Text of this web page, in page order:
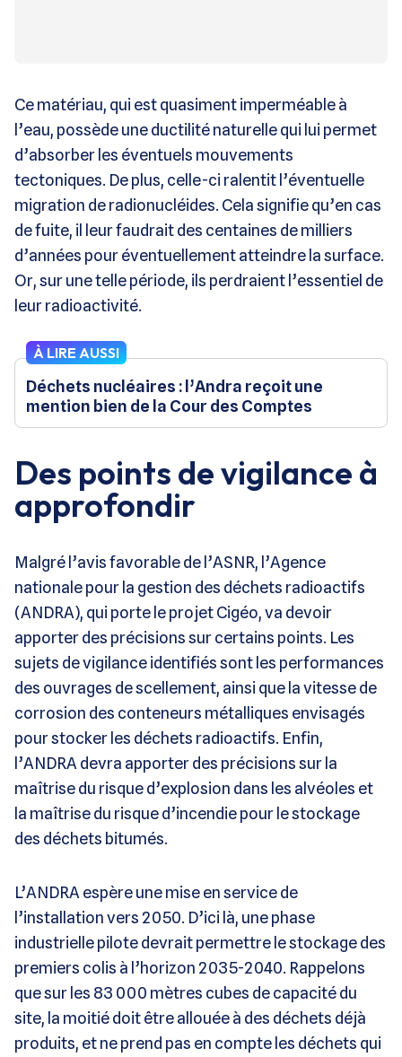
Ce matériau, qui est quasiment imperméable à
l’eau, possède une ductilité naturelle qui lui permet
d’absorber les éventuels mouvements
tectoniques. De plus, celle-ci ralentit l’éventuelle
migration de radionucléides. Cela signifie qu’en cas
de fuite, il leur faudrait des centaines de milliers
d’années pour éventuellement atteindre la surface.
Or, sur une telle période, ils perdraient l’essentiel de
leur radioactivité.
À LIRE AUSSI
Déchets nucléaires : l’Andra reçoit une
mention bien de la Cour des Comptes
Des points de vigilance à
approfondir
Malgré l’avis favorable de l’ASNR, l’Agence
nationale pour la gestion des déchets radioactifs
(ANDRA), qui porte le projet Cigéo, va devoir
apporter des précisions sur certains points. Les
sujets de vigilance identifiés sont les performances
des ouvrages de scellement, ainsi que la vitesse de
corrosion des conteneurs métalliques envisagés
pour stocker les déchets radioactifs. Enfin,
l’ANDRA devra apporter des précisions sur la
maîtrise du risque d’explosion dans les alvéoles et
la maîtrise du risque d’incendie pour le stockage
des déchets bitumés.
L’ANDRA espère une mise en service de
l’installation vers 2050. D’ici là, une phase
industrielle pilote devrait permettre le stockage des
premiers colis à l’horizon 2035-2040. Rappelons
que sur les 83 000 mètres cubes de capacité du
site, la moitié doit être allouée à des déchets déjà
produits, et ne prend pas en compte les déchets qui